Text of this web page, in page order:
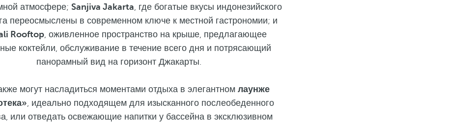
атмосфере; Sanjiva Jakarta, где богатые вкусы индонезийского
переосмыслены в современном ключе к местной гастрономии; и
Rooftop, оживленное пространство на крыше, предлагающее
коктейли, обслуживание в течение всего дня и потрясающий
панорамный вид на горизонт Джакарты.
могут насладиться моментами отдыха в элегантном лаунже
, идеально подходящем для изысканного послеобеденного
или отведать освежающие напитки у бассейна в эксклюзивном